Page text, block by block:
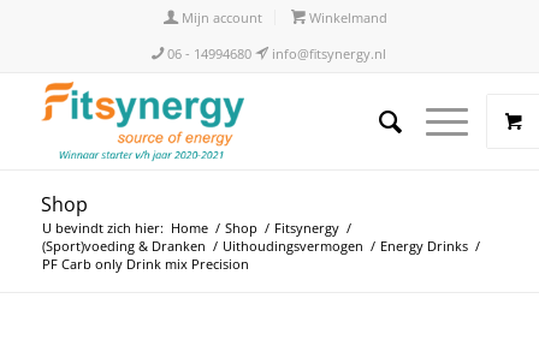
Mijn account
Winkelmand
06 - 14994680
info@fitsynergy.nl
Shop
U bevindt zich hier: Home / Shop / Fitsynergy /
(Sport)voeding & Dranken / Uithoudingsvermogen / Energy Drinks /
PF Carb only Drink mix Precision